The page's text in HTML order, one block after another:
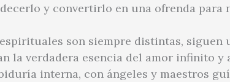
y convertirlo en una ofrenda para
son siempre distintas,
la verdadera esencia del amor infinito y
interna, con ángeles y maestros